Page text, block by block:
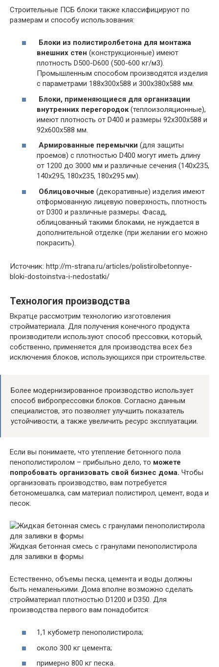
Строительные ПСБ блоки также классифицируют по
размерам и способу использования:
Блоки из полистиролбетона для монтажа
внешних стен (конструкционные) имеют
плотность D500-D600 (500-600 кг/м3).
Промышленным способом производятся изделия
с параметрами 188х300х588 и 300х380х588 мм.
Блоки, применяющиеся для организации
внутренних перегородок (теплоизоляционные),
имеют плотность от D400 и размеры 92х300х588 и
92х600х588 мм.
Армированные перемычки (для защиты
проемов) с плотностью D400 могут иметь длину
от 1200 до 3000 мм и различные сечения (140х235,
140х295, 180х235, 180х295 мм).
Облицовочные (декоративные) изделия имеют
отформованную лицевую поверхность, плотность
от D300 и различные размеры. Фасад,
облицованный такими блоками, не нуждается в
дополнительной отделке (при желании его можно
покрасить).
Источник: http://m-strana.ru/articles/polistirolbetonnye-
bloki-dostoinstva-i-nedostatki/
Технология производства
Вкратце рассмотрим технологию изготовления
стройматериала. Для получения конечного продукта
производители используют способ прессовки, который,
собственно, применяется для производства всех без
исключения блоков, использующихся при строительстве.
Более модернизированное производство использует
способ вибропрессовки блоков. Согласно данным
специалистов, это позволяет улучшить показатель
устойчивости, а также увеличить ресурс эксплуатации.
Если вы понимаете, что утепление бетонного пола
пенополистиролом – прибыльно дело, то можете
попробовать организовать свой бизнес дома. Чтобы
организовать производство, вам потребуется
бетономешалка, сам материал полистирол, цемент, вода и
песок.
Жидкая бетонная смесь с гранулами пенополистирола
для заливки в формы
Естественно, объемы песка, цемента и воды должны
быть немаленькими. Дома вполне возможно сделать
стройматериал плотностью D1200 и D350. Для
производства первого вам понадобится:
1,1 кубометр пенополистирола;
около 300 кг цемента;
примерно 800 кг песка.